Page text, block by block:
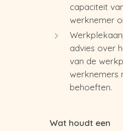
capaciteit
werknemer
advies over
van de
werknemers
behoeften.
Wat houdt een